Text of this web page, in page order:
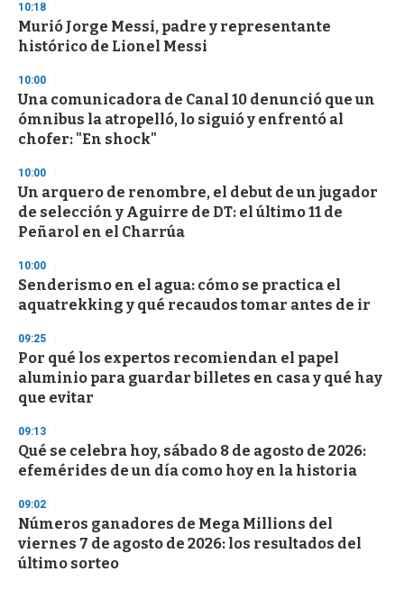
d
s
o
f
3
s
e
c
o
d
s
10:18
Murió Jorge Messi, padre y representante
histórico de Lionel Messi
10:00
Una comunicadora de Canal 10 denunció que un
ómnibus la atropelló, lo siguió y enfrentó al
chofer: "En shock"
10:00
Un arquero de renombre, el debut de un jugador
de selección y Aguirre de DT: el último 11 de
Peñarol en el Charrúa
10:00
Senderismo en el agua: cómo se practica el
aquatrekking y qué recaudos tomar antes de ir
09:25
Por qué los expertos recomiendan el papel
aluminio para guardar billetes en casa y qué hay
que evitar
09:13
Qué se celebra hoy, sábado 8 de agosto de 2026:
efemérides de un día como hoy en la historia
09:02
Números ganadores de Mega Millions del
viernes 7 de agosto de 2026: los resultados del
último sorteo